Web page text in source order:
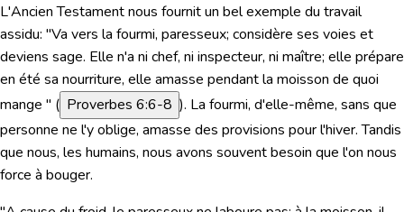
L'Ancien Testament nous fournit un bel exemple du travail
assidu: "Va vers la fourmi, paresseux; considère ses voies et
deviens sage. Elle n'a ni chef, ni inspecteur, ni maître; elle prépare
en été sa nourriture, elle amasse pendant la moisson de quoi
mange " ( Proverbes 6:6-8 ). La fourmi, d'elle-même, sans que
personne ne l'y oblige, amasse des provisions pour l'hiver. Tandis
que nous, les humains, nous avons souvent besoin que l'on nous
force à bouger.